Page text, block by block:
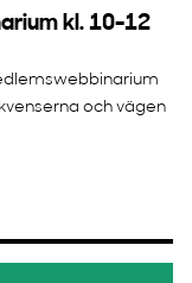
kl. 10-12
och vägen